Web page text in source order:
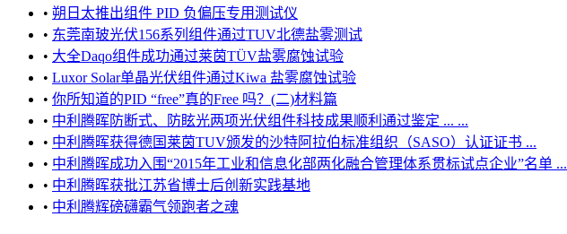
• 朔日太推出组件 PID 负偏压专用测试仪
• 东莞南玻光伏156系列组件通过TUV北德盐雾测试
• 大全Daqo组件成功通过莱茵TÜV盐雾腐蚀试验
• Luxor Solar单晶光伏组件通过Kiwa 盐雾腐蚀试验
• 你所知道的PID “free”真的Free 吗？(二)材料篇
• 中利腾晖防断式、防眩光两项光伏组件科技成果顺利通过鉴定 ... ...
• 中利腾晖获得德国莱茵TUV颁发的沙特阿拉伯标准组织（SASO）认证证书 ...
• 中利腾晖成功入围“2015年工业和信息化部两化融合管理体系贯标试点企业”名单 ...
• 中利腾晖获批江苏省博士后创新实践基地
• 中利腾辉磅礴霸气领跑者之魂